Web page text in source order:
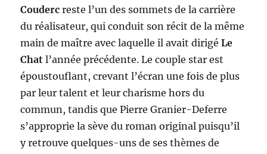
Coudercreste l’un des sommets de la carrière
du réalisateur, qui conduit son récit de la même
main de maître avec laquelle il avait dirigéLe
Chat l’année précédente. Le couple star est
époustouflant, crevant l’écran une fois de plus
par leur talent et leur charisme hors du
commun, tandis que Pierre Granier-Deferre
s’approprie la sève du roman original puisqu’il
y retrouve quelques-uns de ses thèmes de